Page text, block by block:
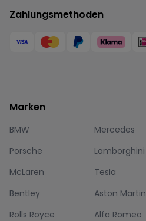
Zahlungsmethoden
Marken
BMW Mercedes
Porsche
Lamborghini
McLaren
Tesla
Bentley
Aston Martin
Rolls Royce
Alfa Romeo